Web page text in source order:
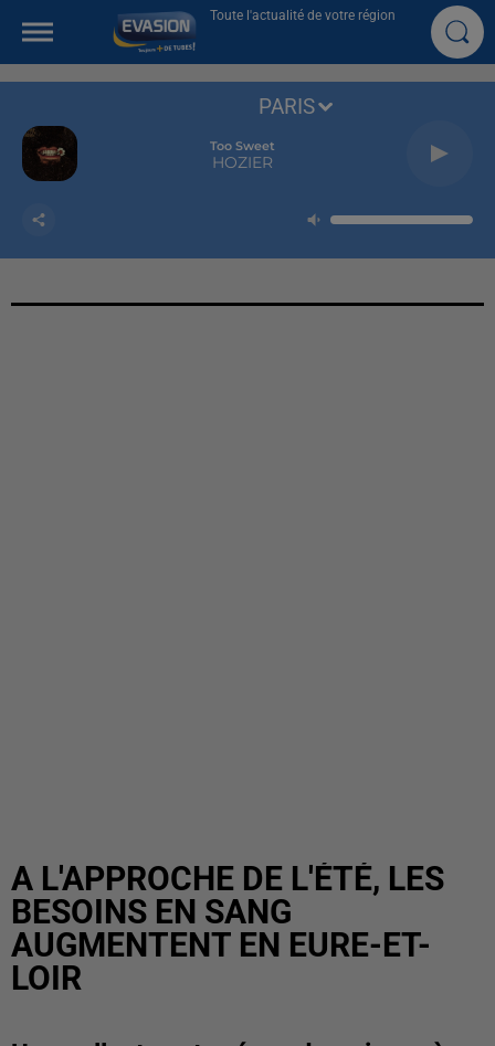
Toute l'actualité de votre région
Too Sweet
HOZIER
PARIS
A L'APPROCHE DE L'ÉTÉ, LES
BESOINS EN SANG
AUGMENTENT EN EURE-ET-
LOIR